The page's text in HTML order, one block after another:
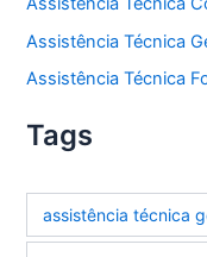
Assistência Técnica
Assistência Técnica
Tags
assistência técnica